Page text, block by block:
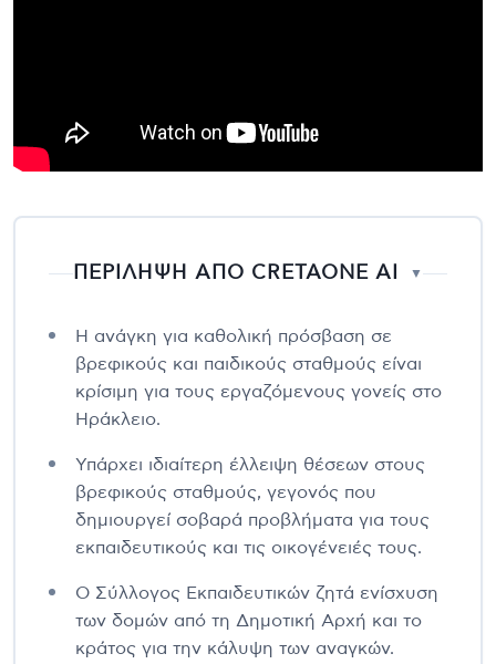
ΠΕΡΙΛΗΨΗ ΑΠΟ CRETAONE AI ▼
Η ανάγκη για καθολική πρόσβαση σε
βρεφικούς και παιδικούς σταθμούς είναι
κρίσιμη για τους εργαζόμενους γονείς στο
Ηράκλειο.
Υπάρχει ιδιαίτερη έλλειψη θέσεων στους
βρεφικούς σταθμούς, γεγονός που
δημιουργεί σοβαρά προβλήματα για τους
εκπαιδευτικούς και τις οικογένειές τους.
Ο Σύλλογος Εκπαιδευτικών ζητά ενίσχυση
των δομών από τη Δημοτική Αρχή και το
κράτος για την κάλυψη των αναγκών.